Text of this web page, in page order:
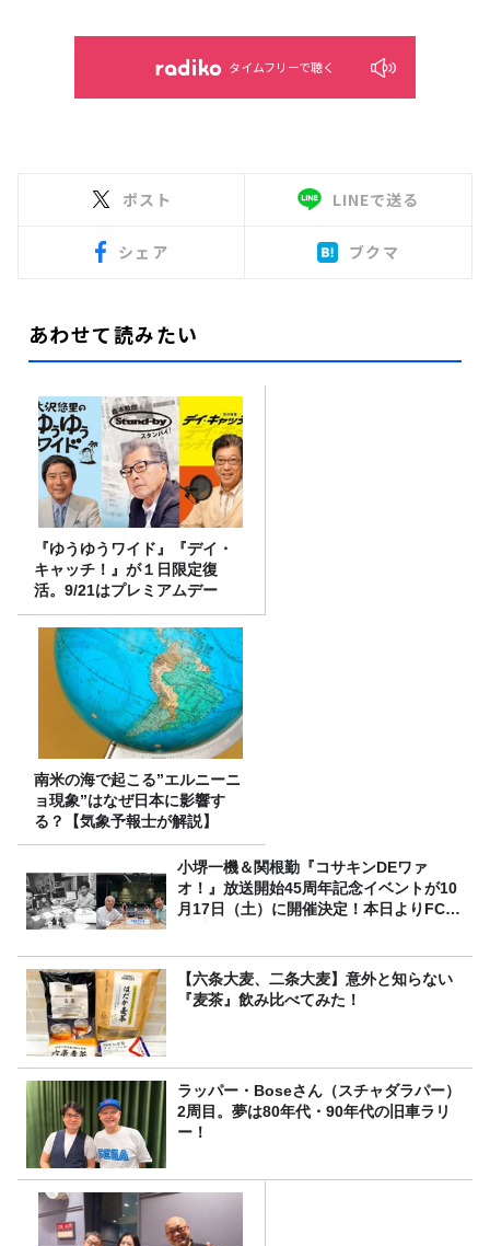
タイムフリーで聴く
ポスト LINEで送る
シェア ブクマ
あわせて読みたい
『ゆうゆうワイド』『デイ・
キャッチ！』が１日限定復
活。9/21はプレミアムデー
南米の海で起こる”エルニーニ
ョ現象”はなぜ日本に影響す
る？【気象予報士が解説】
小堺一機＆関根勤『コサキンDEワァ
オ！』放送開始45周年記念イベントが10
月17日（土）に開催決定！本日よりFC先
【六条大麦、二条大麦】意外と知らない
『麦茶』飲み比べてみた！
ラッパー・Boseさん（スチャダラパー）
2周目。夢は80年代・90年代の旧車ラリ
ー！